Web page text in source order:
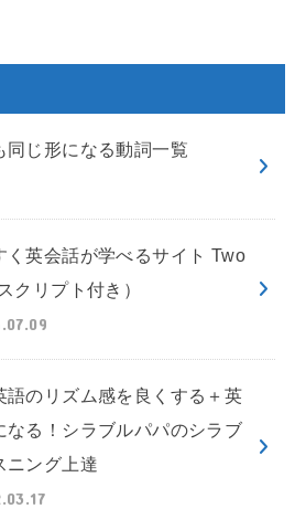
じ形になる動詞一覧
く英会話が学べるサイト Two
クリプト付き）
語のリズム感を良くする＋英
なる！シラブルパパのシラブ
ニング上達